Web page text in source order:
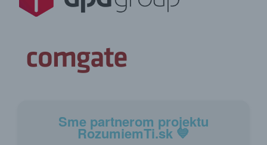
Sme partnerom projektu
RozumiemTi.sk 💙